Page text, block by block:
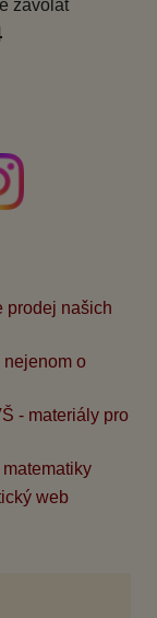
zavolat
prodej našich
nejenom o
- materiály pro
web